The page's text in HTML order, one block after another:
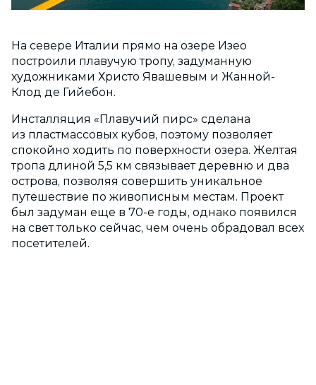
На севере Италии прямо на озере Изео
построили плавучую тропу, задуманную
художниками Христо Явашевым и Жанной-
Клод де Гийебон.
Инсталляция «Плавучий пирс» сделана
из пластмассовых кубов, поэтому позволяет
спокойно ходить по поверхности озера. Желтая
тропа длиной 5,5 км связывает деревню и два
острова, позволяя совершить уникальное
путешествие по живописным местам. Проект
был задуман еще в 70-е годы, однако появился
на свет только сейчас, чем очень обрадовал всех
посетителей.